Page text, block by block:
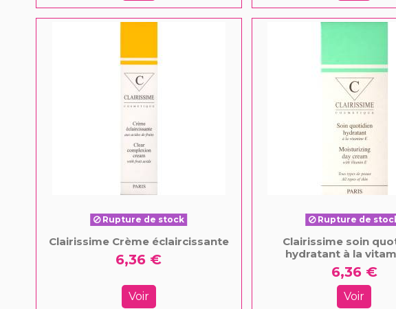
Rupture de stock
Clairissime Crème éclaircissante
6,36 €
Voir
Rupture de
Clairissime soin
hydratant à la
6,36 €
Voir